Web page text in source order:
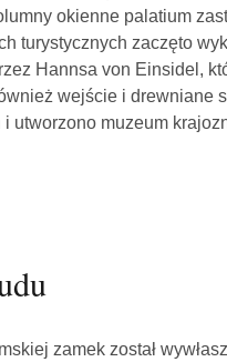
okienne palatium
turystycznych zaczęto
Hannsa von Einsidel,
wejście i drewniane
utworzono muzeum
zamek został